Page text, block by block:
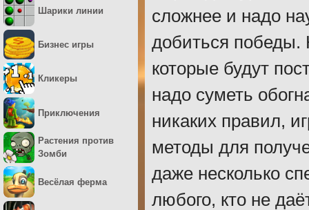
сложнее и надо
добиться победы.
которые будут
надо суметь
никаких правил,
методы для
даже несколько
любого, кто не
Шарики линии
Бизнес игры
Кликеры
Приключения
Растения против
Зомби
Весёлая ферма